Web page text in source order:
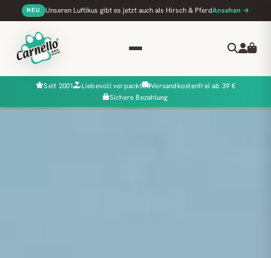
NEU Unseren Luftikus gibt es jetzt auch als Hirsch & PferdAnsehen →
Seit 2001 Liebevoll verpackt
Versandkostenfrei ab 39 €
Sichere Bezahlung